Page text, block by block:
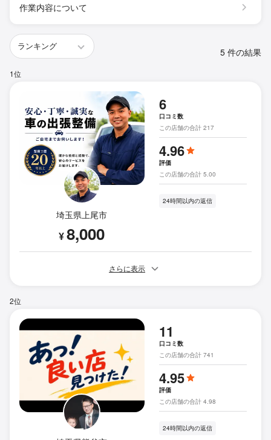
作業内容について
5 件の結果
1位
埼玉県上尾市
¥8,000
6
口コミ数
この店舗の合計 217
4.96
評価
この店舗の合計 5.00
24時間以内の返信
さらに表示
2位
11
口コミ数
この店舗の合計 741
4.95
評価
この店舗の合計 4.98
24時間以内の返信